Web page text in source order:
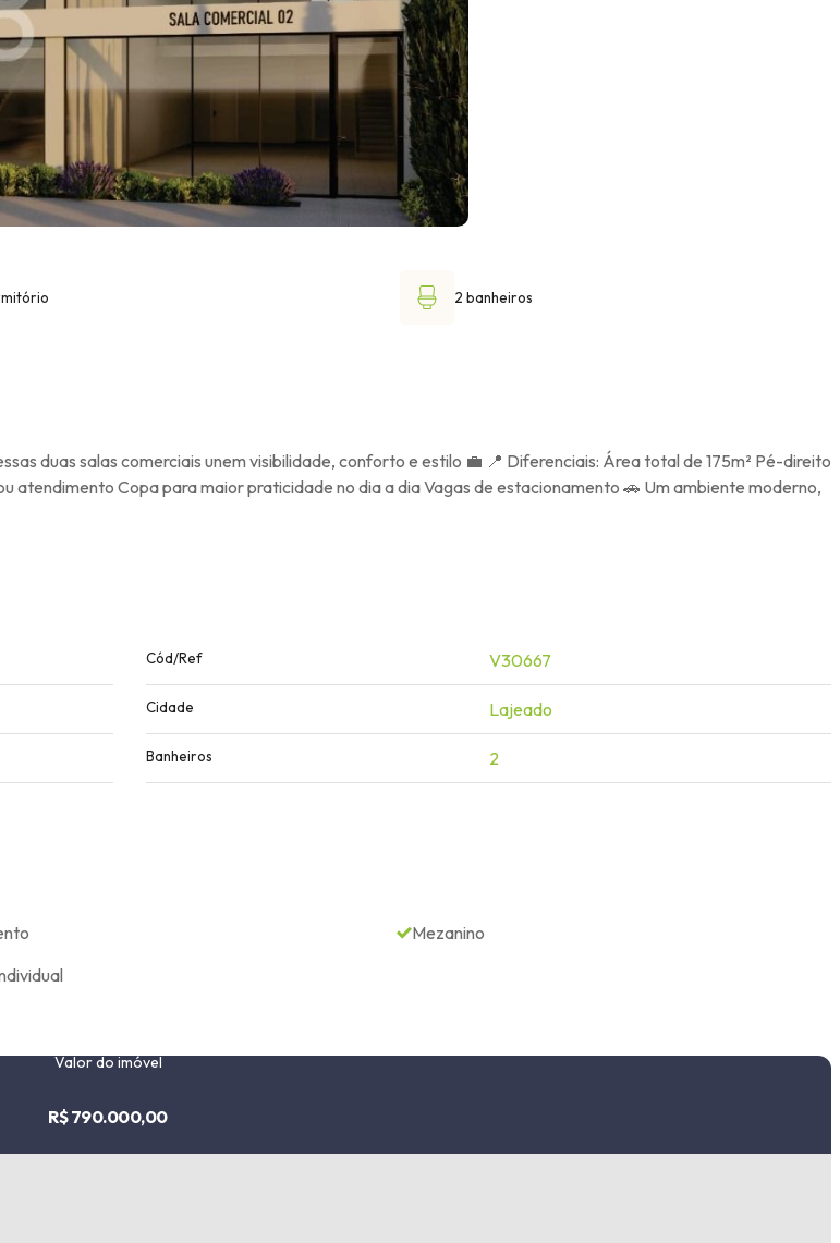
2 banheiros
duas salas comerciais unem visibilidade, conforto e estilo 💼 📍 Diferenciais: Área total de 175m² Pé-direito
Copa para maior praticidade no dia a dia Vagas de estacionamento 🚗 Um ambiente moderno,
Cód/Ref V30667
Cidade Lajeado
Banheiros 2
Mezanino
Valor do imóvel
R$ 790.000,00